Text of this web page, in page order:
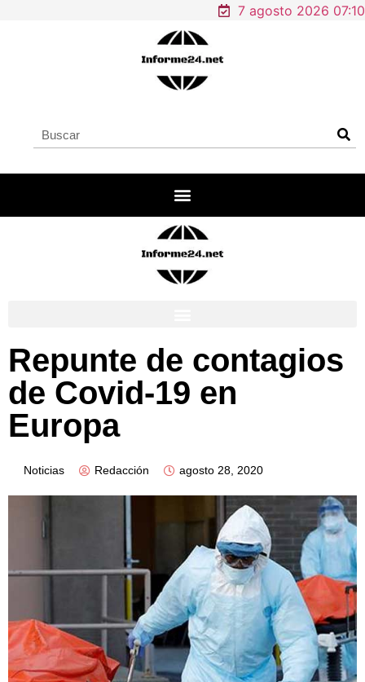
7 agosto 2026 07:10
Repunte de contagios
de Covid-19 en
Europa
Noticias Redacción agosto 28, 2020